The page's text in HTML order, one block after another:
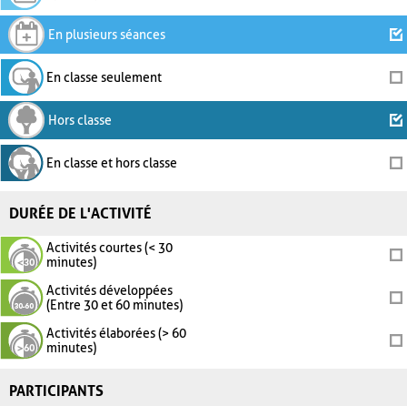
En plusieurs séances
En classe seulement
Hors classe
En classe et hors classe
DURÉE DE L'ACTIVITÉ
Activités courtes (< 30
minutes)
Activités développées
(Entre 30 et 60 minutes)
Activités élaborées (> 60
minutes)
PARTICIPANTS